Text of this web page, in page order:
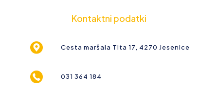
Kontaktni podatki
Cesta maršala Tita 17, 4270 Jesenice
031 364 184